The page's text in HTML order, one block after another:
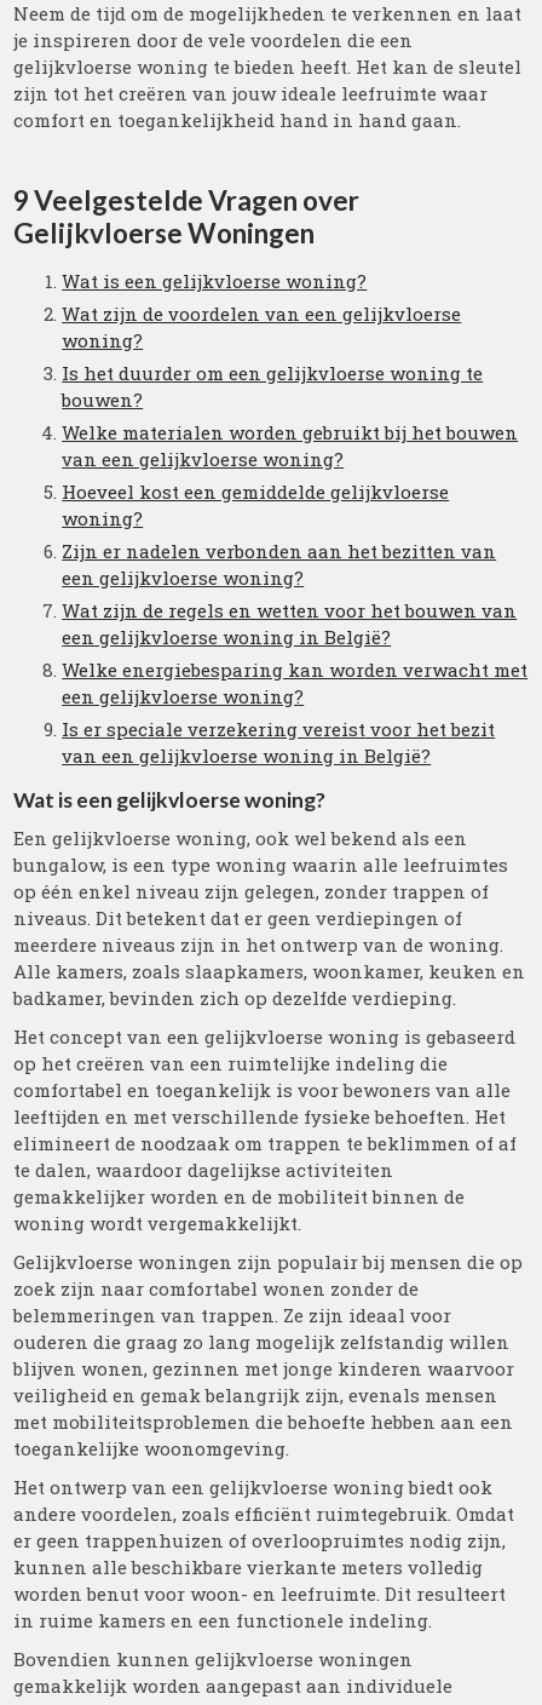
Neem de tijd om de mogelijkheden te verkennen en laat
je inspireren door de vele voordelen die een
gelijkvloerse woning te bieden heeft. Het kan de sleutel
zijn tot het creëren van jouw ideale leefruimte waar
comfort en toegankelijkheid hand in hand gaan.
9 Veelgestelde Vragen over
Gelijkvloerse Woningen
Wat is een gelijkvloerse woning?
Wat zijn de voordelen van een gelijkvloerse
woning?
Is het duurder om een ​​gelijkvloerse woning te
bouwen?
Welke materialen worden gebruikt bij het bouwen
van een gelijkvloerse woning?
Hoeveel kost een gemiddelde gelijkvloerse
woning?
Zijn er nadelen verbonden aan het bezitten van
een gelijkvloerse woning?
Wat zijn de regels en wetten voor het bouwen van
een gelijkvloerse woning in België?
Welke energiebesparing kan worden verwacht met
een gelijkvloerse woning?
Is er speciale verzekering vereist voor het bezit
van een gelijkvloerse woning in België?
Wat is een gelijkvloerse woning?
Een gelijkvloerse woning, ook wel bekend als een
bungalow, is een type woning waarin alle leefruimtes
op één enkel niveau zijn gelegen, zonder trappen of
niveaus. Dit betekent dat er geen verdiepingen of
meerdere niveaus zijn in het ontwerp van de woning.
Alle kamers, zoals slaapkamers, woonkamer, keuken en
badkamer, bevinden zich op dezelfde verdieping.
Het concept van een gelijkvloerse woning is gebaseerd
op het creëren van een ruimtelijke indeling die
comfortabel en toegankelijk is voor bewoners van alle
leeftijden en met verschillende fysieke behoeften. Het
elimineert de noodzaak om trappen te beklimmen of af
te dalen, waardoor dagelijkse activiteiten
gemakkelijker worden en de mobiliteit binnen de
woning wordt vergemakkelijkt.
Gelijkvloerse woningen zijn populair bij mensen die op
zoek zijn naar comfortabel wonen zonder de
belemmeringen van trappen. Ze zijn ideaal voor
ouderen die graag zo lang mogelijk zelfstandig willen
blijven wonen, gezinnen met jonge kinderen waarvoor
veiligheid en gemak belangrijk zijn, evenals mensen
met mobiliteitsproblemen die behoefte hebben aan een
toegankelijke woonomgeving.
Het ontwerp van een gelijkvloerse woning biedt ook
andere voordelen, zoals efficiënt ruimtegebruik. Omdat
er geen trappenhuizen of overloopruimtes nodig zijn,
kunnen alle beschikbare vierkante meters volledig
worden benut voor woon- en leefruimte. Dit resulteert
in ruime kamers en een functionele indeling.
Bovendien kunnen gelijkvloerse woningen
gemakkelijk worden aangepast aan individuele